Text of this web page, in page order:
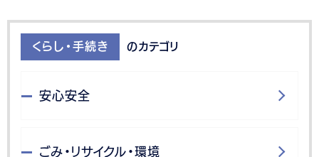
くらし・手続き のカテゴリ
安心安全
ごみ・リサイクル・環境